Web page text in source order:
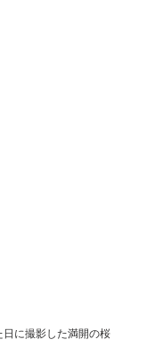
に撮影した満開の桜